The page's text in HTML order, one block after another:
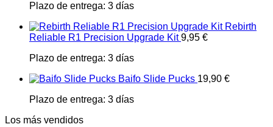
Plazo de entrega: 3 días
Rebirth
Reliable R1 Precision Upgrade Kit 9,95 €
Plazo de entrega: 3 días
Baifo Slide Pucks 19,90 €
Plazo de entrega: 3 días
Los más vendidos